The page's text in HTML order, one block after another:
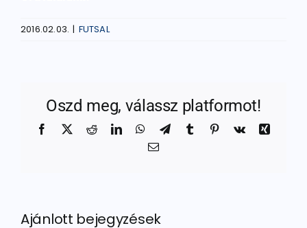
2016.02.03. | FUTSAL
Oszd meg, válassz platformot!
Facebook
X RedditLinkedInWhatsApp
TelegramTumblr Pinterest
Vk
Xing
Email:
Ajánlott bejegyzések